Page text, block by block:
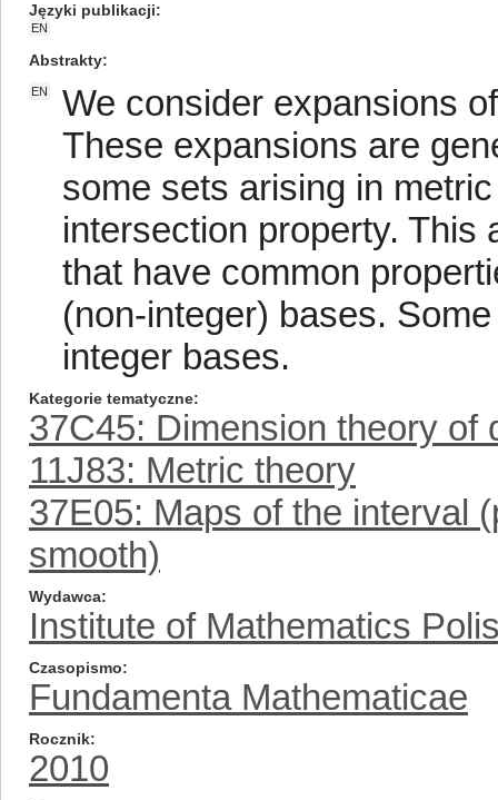
Języki publikacji
EN
Abstrakty
EN
We consider expansions
These expansions are
some sets arising in
intersection property.
that have common
(non-integer) bases.
integer bases.
Kategorie tematyczne
37C45: Dimension theory of
11J83: Metric theory
37E05: Maps of the interval
smooth)
Wydawca
Institute of Mathematics
Czasopismo
Fundamenta Mathematicae
Rocznik
2010